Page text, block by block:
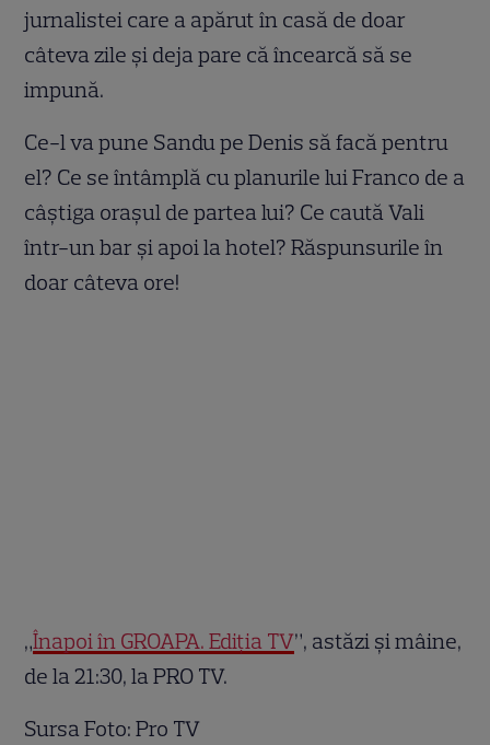
jurnalistei care a apărut în casă de doar
câteva zile și deja pare că încearcă să se
impună.
Ce-l va pune Sandu pe Denis să facă pentru
el? Ce se întâmplă cu planurile lui Franco de a
câștiga orașul de partea lui? Ce caută Vali
într-un bar și apoi la hotel? Răspunsurile în
doar câteva ore!
„Înapoi în GROAPA. Ediția TV”, astăzi și mâine,
de la 21:30, la PRO TV.
Sursa Foto: Pro TV